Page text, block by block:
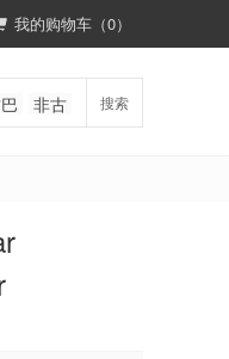
我的购物车（0）
搜索
非古